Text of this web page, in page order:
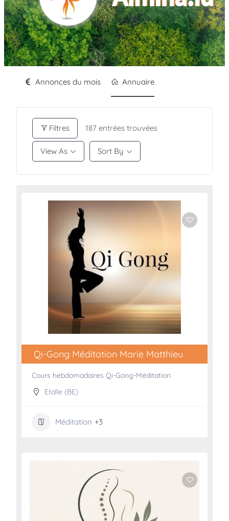
Annonces du mois Annuaire
Filtres 187 entrées trouvées
View As Sort By
Qi-Gong Méditation Marie Matthieu
Cours hebdomadaires Qi-Gong-Méditation
Etalle (BE)
Méditation +3